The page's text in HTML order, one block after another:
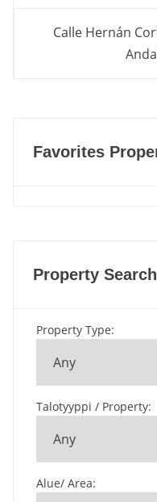
Calle Hernán
Favorites
Property Search
Property Type:
Talotyyppi / Property:
Alue/ Area: